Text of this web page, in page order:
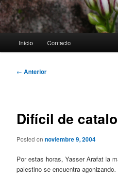
principal
Inicio Contacto
Navegación
← Anterior
Difícil de
Posted onnoviembre 9, 2004
Por estas horas, Yasser Arafat la
palestino se encuentra agonizando.